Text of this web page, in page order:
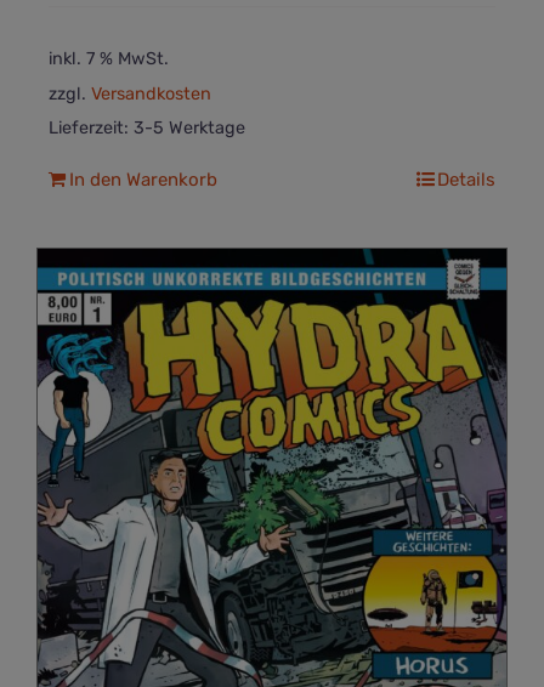
inkl. 7 % MwSt.
zzgl. Versandkosten
Lieferzeit: 3-5 Werktage
In den Warenkorb Details